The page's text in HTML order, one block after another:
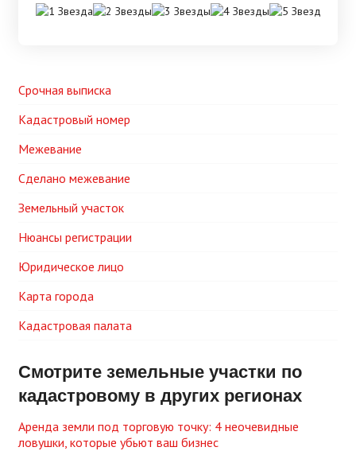
Срочная выписка
Кадастровый номер
Межевание
Сделано межевание
Земельный участок
Нюансы регистрации
Юридическое лицо
Карта города
Кадастровая палата
Смотрите земельные участки по
кадастровому в других регионах
Аренда земли под торговую точку: 4 неочевидные
ловушки, которые убьют ваш бизнес